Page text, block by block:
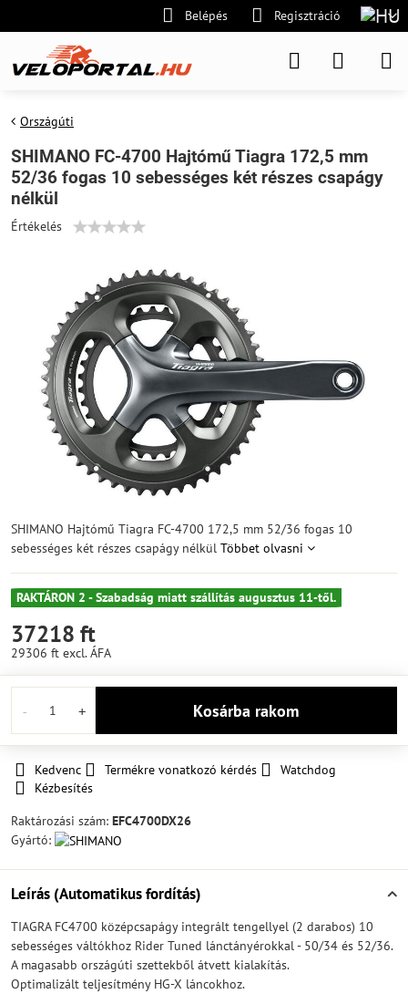
Belépés Regisztráció
Országúti
SHIMANO FC-4700 Hajtómű Tiagra 172,5 mm
52/36 fogas 10 sebességes két részes csapágy
nélkül
Értékelés
SHIMANO Hajtómű Tiagra FC-4700 172,5 mm 52/36 fogas 10
sebességes két részes csapágy nélkül Többet olvasni
RAKTÁRON 2 - Szabadság miatt szállítás augusztus 11-től.
37218 ft
29306 ft excl. ÁFA
Kosárba rakom
Kedvenc Termékre vonatkozó kérdés
Watchdog
Kézbesítés
Raktározási szám: EFC4700DX26
Gyártó:
Leírás (Automatikus fordítás)
TIAGRA FC4700 középcsapágy integrált tengellyel (2 darabos) 10
sebességes váltókhoz Rider Tuned lánctányérokkal - 50/34 és 52/36.
A magasabb országúti szettekből átvett kialakítás.
Optimalizált teljesítmény HG-X láncokhoz.